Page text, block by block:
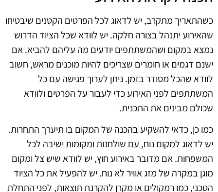
כשהתאריך מתקרב, יש לדאוג לכל הפרטים הקטנים שיבטיחו
שהאירוע יתנהל בצורה חלקה. יש לוודא שכל הציוד הדרוש
נמצא במקום ושהמשתתפים יודעים מה עליהם להביא. אם
ישנם דגמים או חומרים שצריכים להיות מוכנים מראש, חשוב
לוודא שהכל מסודר בזמן. ניתן לערוך פגישה עם כל
המשתתפים לפני האירוע כדי לעבור על הפרטים ולוודא
שכולם מבינים את התכנית.
כמו כן, כדאי להשקיע בהכנה של המקום בו תיערך התחרות.
יש לדאוג למקום נוח, עם שולחנות ומקומות ישיבה לכל
המשפחות. אם מדובר באירוע חוץ, יש לוודא שיש צל ומקום
מוגן במקרה של מזג אוויר לא נוח. יש להפעיל את כל הציוד
הטכני, כמו רמקולים או מקרן להקרנת תוצאות, לפני התחלת